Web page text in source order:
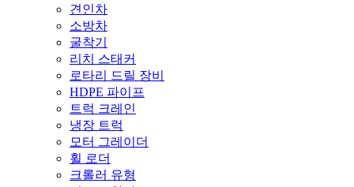
견인차
소방차
굴착기
리치 스태커
로타리 드릴 장비
HDPE 파이프
트럭 크레인
냉장 트럭
모터 그레이더
휠 로더
크롤러 유형